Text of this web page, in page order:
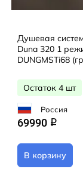
Душевая
Duna 320 1
DUNGMSTi68
Остаток 4 шт
Россия
69990 q
В корзину